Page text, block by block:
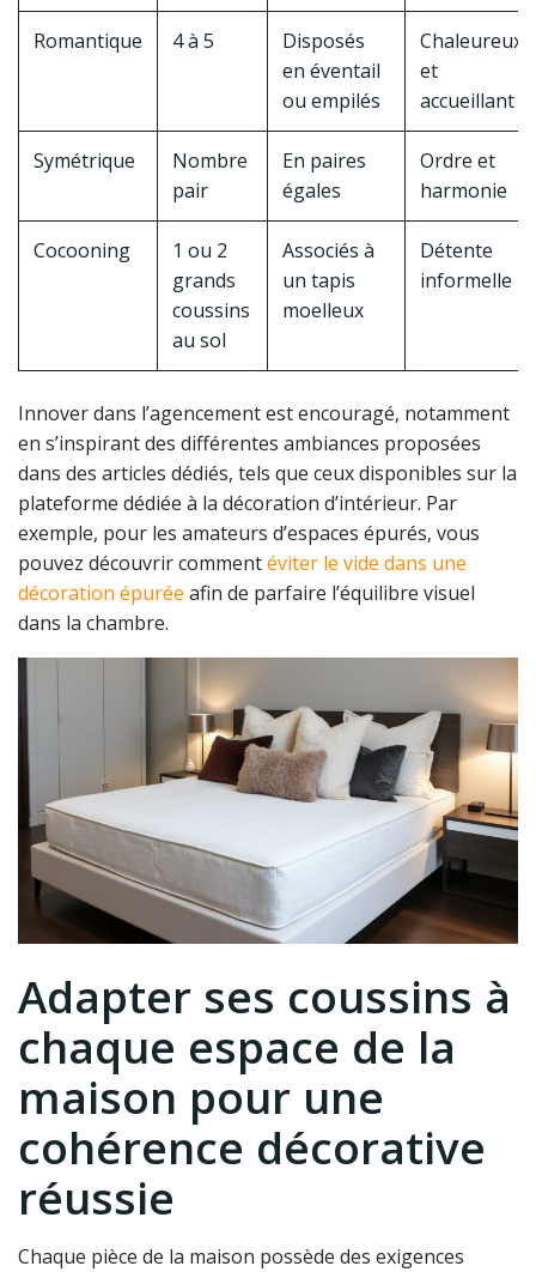
Romantique 4 à 5
Disposés
en éventail
ou empilés
Chaleureux
et
accueillant
Symétrique
Nombre
pair
En paires
égales
Ordre et
harmonie
Cocooning
1 ou 2
grands
coussins
au sol
Associés à
un tapis
moelleux
Détente
informelle
Innover dans l’agencement est encouragé, notamment
en s’inspirant des différentes ambiances proposées
dans des articles dédiés, tels que ceux disponibles sur la
plateforme dédiée à la décoration d’intérieur. Par
exemple, pour les amateurs d’espaces épurés, vous
pouvez découvrir commentéviter le vide dans une
décoration épurée afin de parfaire l’équilibre visuel
dans la chambre.
Adapter ses coussins à
chaque espace de la
maison pour une
cohérence décorative
réussie
Chaque pièce de la maison possède des exigences